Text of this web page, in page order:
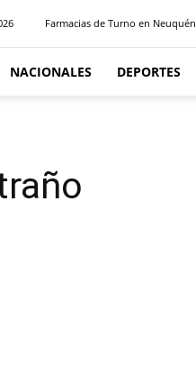
Farmacias de Turno en Neuquén
NACIONALES DEPORTES